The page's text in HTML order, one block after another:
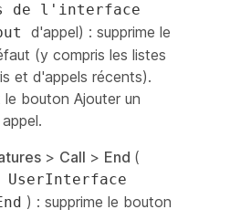
de l'interface
d'appel) : supprime le
(y compris les listes
et d'appels récents).
le bouton Ajouter un
appel.
> Call > End (
UserInterface
) : supprime le bouton